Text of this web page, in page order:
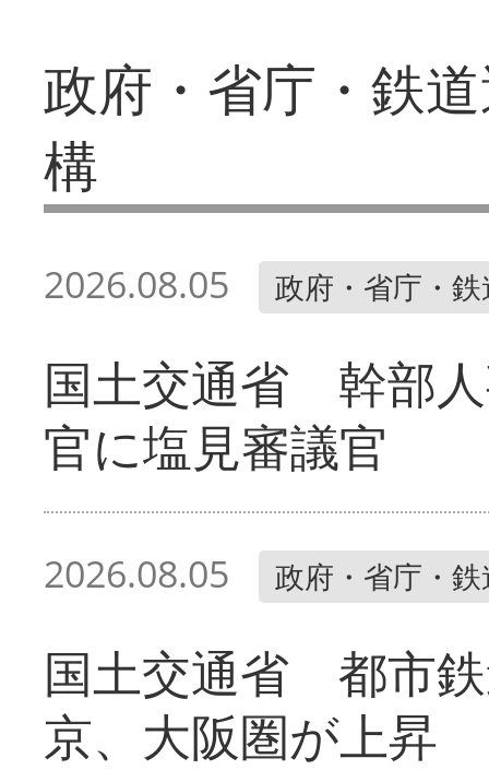
政府・省庁・鉄
構
2026.08.05 政府・省庁・
国土交通省 幹部
官に塩見審議官
2026.08.05 政府・省庁・
国土交通省 都市
京、大阪圏が上昇